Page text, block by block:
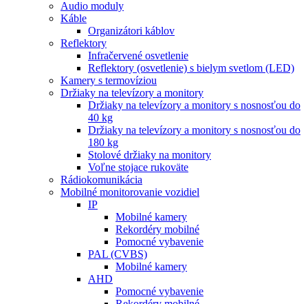
Audio moduly
Káble
Organizátori káblov
Reflektory
Infračervené osvetlenie
Reflektory (osvetlenie) s bielym svetlom (LED)
Kamery s termovíziou
Držiaky na televízory a monitory
Držiaky na televízory a monitory s nosnosťou do
40 kg
Držiaky na televízory a monitory s nosnosťou do
180 kg
Stolové držiaky na monitory
Voľne stojace rukoväte
Rádiokomunikácia
Mobilné monitorovanie vozidiel
IP
Mobilné kamery
Rekordéry mobilné
Pomocné vybavenie
PAL (CVBS)
Mobilné kamery
AHD
Pomocné vybavenie